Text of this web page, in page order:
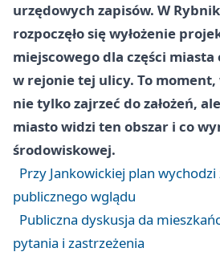
urzędowych zapisów. W
rozpoczęło się wyłożenie
miejscowego dla części
w rejonie tej ulicy. To
nie tylko zajrzeć do założeń,
miasto widzi ten obszar i co
środowiskowej.
Przy Jankowickiej plan
publicznego wglądu
Publiczna dyskusja da
pytania i zastrzeżenia